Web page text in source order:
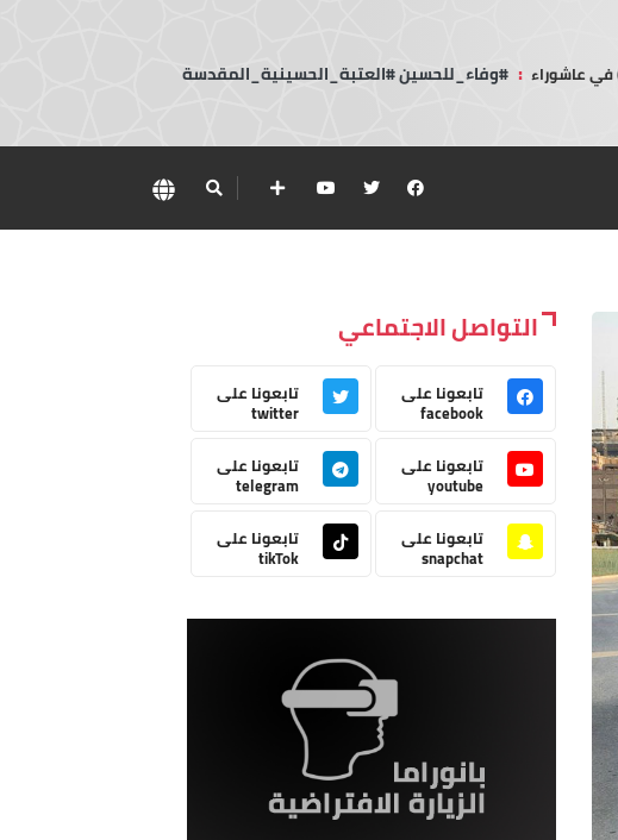
في عاشوراء : #وفاء_للحسين #العتبة_الحسينية_المقدسة
التواصل الاجتماعي
تابعونا على
facebook
تابعونا على
twitter
تابعونا على
youtube
تابعونا على
telegram
تابعونا على
snapchat
تابعونا على
tikTok